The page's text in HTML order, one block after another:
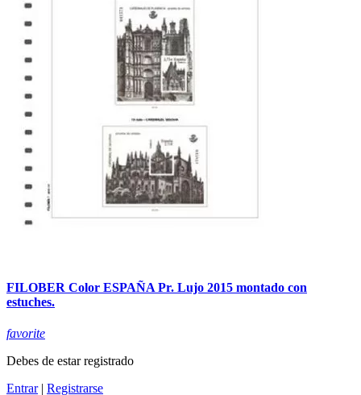
FILOBER Color ESPAÑA Pr. Lujo 2015 montado con
estuches.
favorite
Debes de estar registrado
Entrar| Registrarse